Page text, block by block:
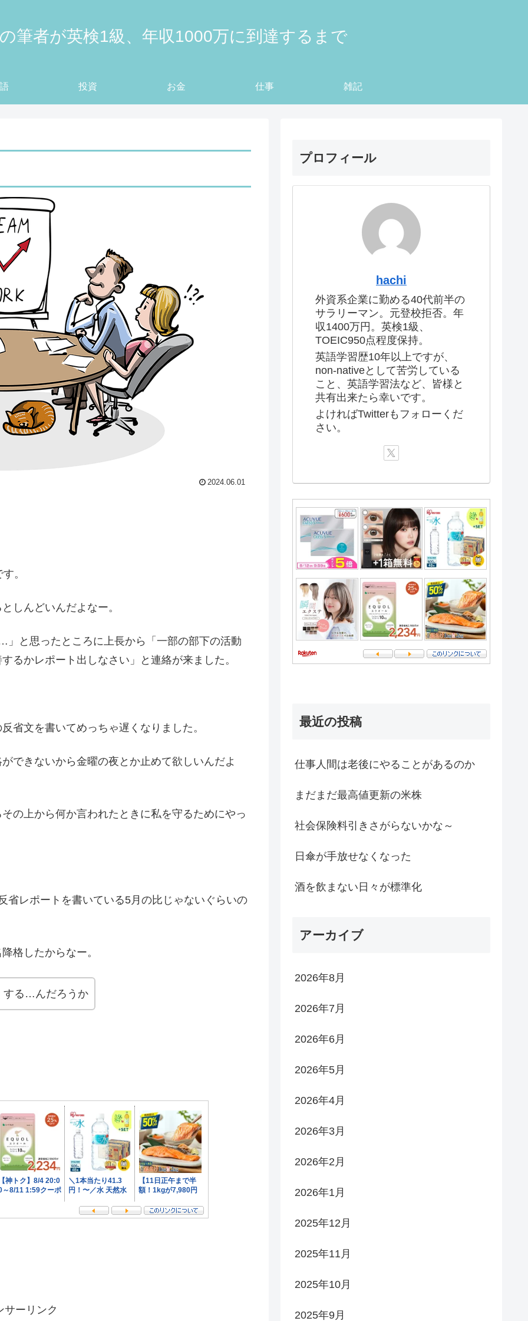
筆者が英検1級、年収1000万に到達するまで
投資 お金 仕事 雑記
2024.06.01
。
しんどいんだよなー。
と思ったところに上長から「一部の部下の活動
るかレポート出しなさい」と連絡が来ました。
省文を書いてめっちゃ遅くなりました。
できないから金曜の夜とか止めて欲しいんだよ
の上から何か言われたときに私を守るためにやっ
省レポートを書いている5月の比じゃないぐらいの
格したからなー。
する…んだろうか
サーリンク
プロフィール
hachi
外資系企業に勤める40代前半の
サラリーマン。元登校拒否。年
収1400万円。英検1級、
TOEIC950点程度保持。
英語学習歴10年以上ですが、
non-nativeとして苦労している
こと、英語学習法など、皆様と
共有出来たら幸いです。
よければTwitterもフォローくだ
さい。
最近の投稿
仕事人間は老後にやることがあるのか
まだまだ最高値更新の米株
社会保険料引きさがらないかな～
日傘が手放せなくなった
酒を飲まない日々が標準化
アーカイブ
2026年8月
2026年7月
2026年6月
2026年5月
2026年4月
2026年3月
2026年2月
2026年1月
2025年12月
2025年11月
2025年10月
2025年9月